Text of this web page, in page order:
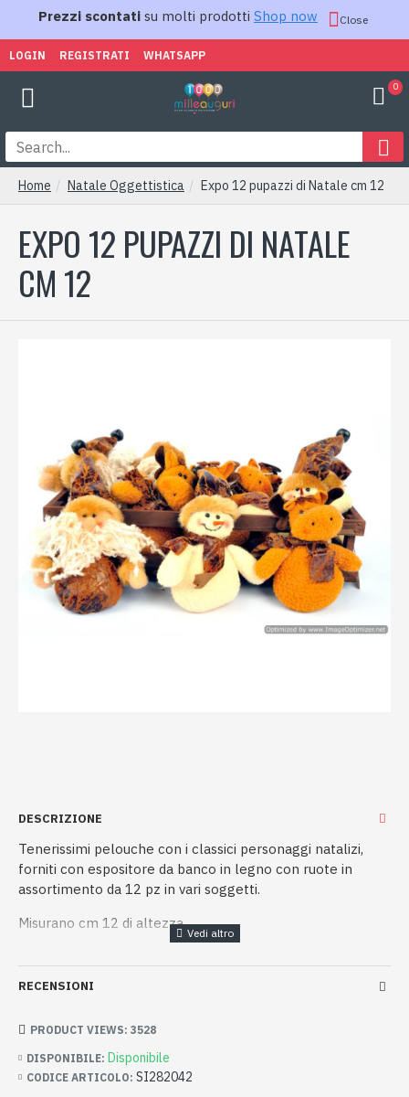
Prezzi scontati su molti prodotti Shop now Close
LOGIN REGISTRATI WHATSAPP
0
Home Natale Oggettistica Expo 12 pupazzi di Natale cm 12
EXPO 12 PUPAZZI DI NATALE
CM 12
DESCRIZIONE
Tenerissimi pelouche con i classici personaggi natalizi,
forniti con espositore da banco in legno con ruote in
assortimento da 12 pz in vari soggetti.
Misurano cm 12 di altezza.
RECENSIONI
DISPONIBILE: Disponibile
CODICE ARTICOLO: SI282042
PRODUCT VIEWS: 3528